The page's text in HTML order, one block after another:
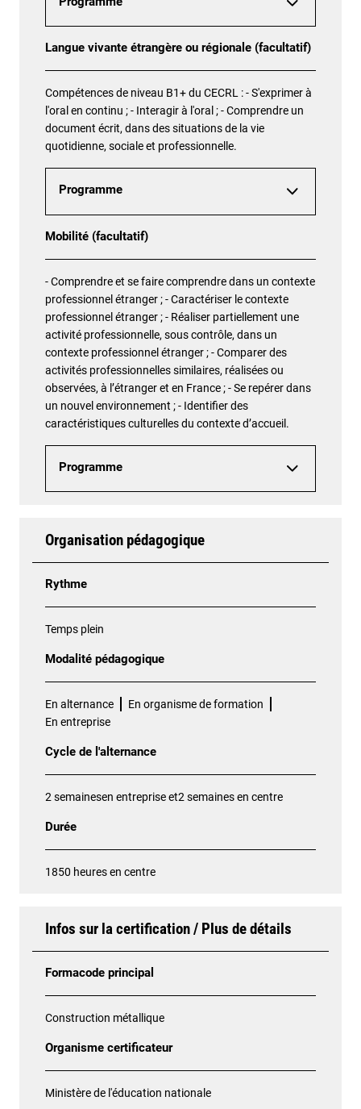
Langue vivante étrangère ou régionale (facultatif)
Compétences de niveau B1+ du CECRL : - S'exprimer à
l'oral en continu ; - Interagir à l'oral ; - Comprendre un
document écrit, dans des situations de la vie
quotidienne, sociale et professionnelle.
Programme
Mobilité (facultatif)
- Comprendre et se faire comprendre dans un contexte
professionnel étranger ; - Caractériser le contexte
professionnel étranger ; - Réaliser partiellement une
activité professionnelle, sous contrôle, dans un
contexte professionnel étranger ; - Comparer des
activités professionnelles similaires, réalisées ou
observées, à l’étranger et en France ; - Se repérer dans
un nouvel environnement ; - Identifier des
caractéristiques culturelles du contexte d’accueil.
Programme
Organisation pédagogique
Rythme
Temps plein
Modalité pédagogique
En alternance
En organisme de formation
En entreprise
Cycle de l'alternance
2 semainesen entreprise et2 semaines en centre
Durée
1850 heures en centre
Infos sur la certification / Plus de détails
Formacode principal
Construction métallique
Organisme certificateur
Ministère de l'éducation nationale